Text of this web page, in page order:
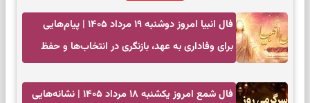
فال انبیا امروز دوشنبه ۱۹ مرداد ۱۴۰۵ | پیام‌هایی
برای وفاداری به عهد، بازنگری در انتخاب‌ها و حفظ
فال شمع امروز یکشنبه ۱۸ مرداد ۱۴۰۵ | نشانه‌هایی